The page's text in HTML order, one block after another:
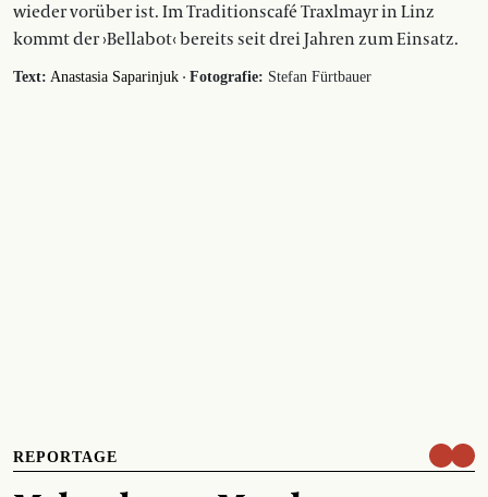
wieder vorüber ist. Im Traditionscafé Traxlmayr in Linz
kommt der ›Bellabot‹ bereits seit drei Jahren zum Einsatz.
Text: Anastasia Saparinjuk · Fotografie: Stefan Fürtbauer
REPORTAGE